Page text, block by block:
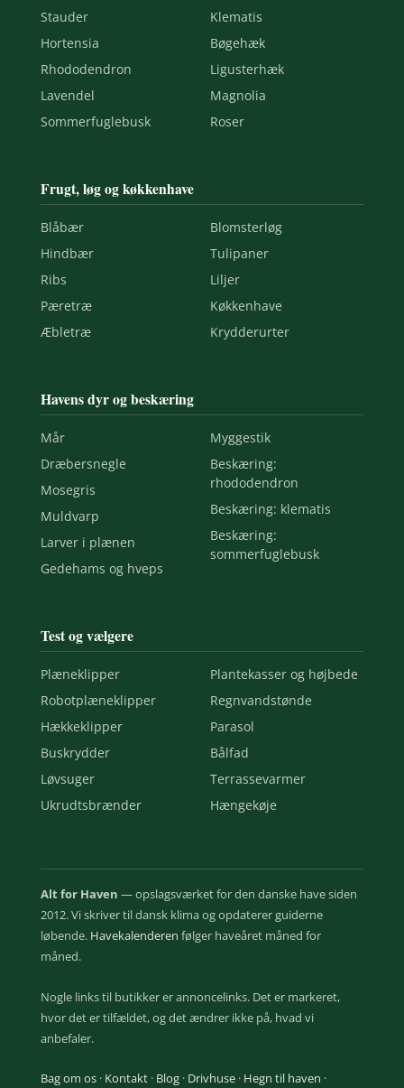
Stauder
Hortensia
Rhododendron
Lavendel
Sommerfuglebusk
Klematis
Bøgehæk
Ligusterhæk
Magnolia
Roser
Frugt, løg og køkkenhave
Blåbær
Hindbær
Ribs
Pæretræ
Æbletræ
Blomsterløg
Tulipaner
Liljer
Køkkenhave
Krydderurter
Havens dyr og beskæring
Mår
Dræbersnegle
Mosegris
Muldvarp
Larver i plænen
Gedehams og hveps
Myggestik
Beskæring:
rhododendron
Beskæring: klematis
Beskæring:
sommerfuglebusk
Test og vælgere
Plæneklipper
Robotplæneklipper
Hækkeklipper
Buskrydder
Løvsuger
Ukrudtsbrænder
Plantekasser og højbede
Regnvandstønde
Parasol
Bålfad
Terrassevarmer
Hængekøje
Alt for Haven — opslagsværket for den danske have siden
2012. Vi skriver til dansk klima og opdaterer guiderne
løbende. Havekalenderen følger haveåret måned for
måned.
Nogle links til butikker er annoncelinks. Det er markeret,
hvor det er tilfældet, og det ændrer ikke på, hvad vi
anbefaler.
Bag om os· Kontakt· Blog· Drivhuse· Hegn til haven ·